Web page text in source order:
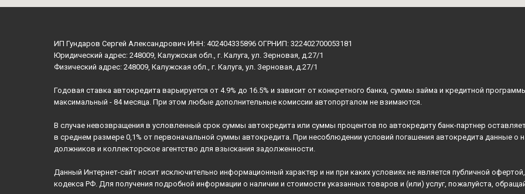
ИП Гундаров Сергей Александрович ИНН: 402404335896 ОГРНИП: 322402700053181
Юридический адрес: 248009, Калужская обл., г. Калуга, ул. Зерновая, д.27/1
Физический адрес: 248009, Калужская обл., г. Калуга, ул. Зерновая, д.27/1
Годовая ставка автокредита варьируется от 4.9% до 16.5% и зависит от конкретного банка, суммы займа и кредитной
максимальный - 84 месяца. При этом любые дополнительные комиссии автопорталом не взимаются.
В случае невозвращения в условленный срок суммы автокредита или суммы процентов по автокредиту банк-партнер
в среднем размере 0,1% от первоначальной суммы автокредита. При несоблюдении условий погашения автокредита данные о
должников и коллекторское агентство для взыскания задолженности.
Данный Интернет-сайт носит исключительно информационный характер и ни при каких условиях не является публичной
кодекса РФ. Для получения подробной информации о наличии и стоимости указанных товаров и (или) услуг, пожалуйста,